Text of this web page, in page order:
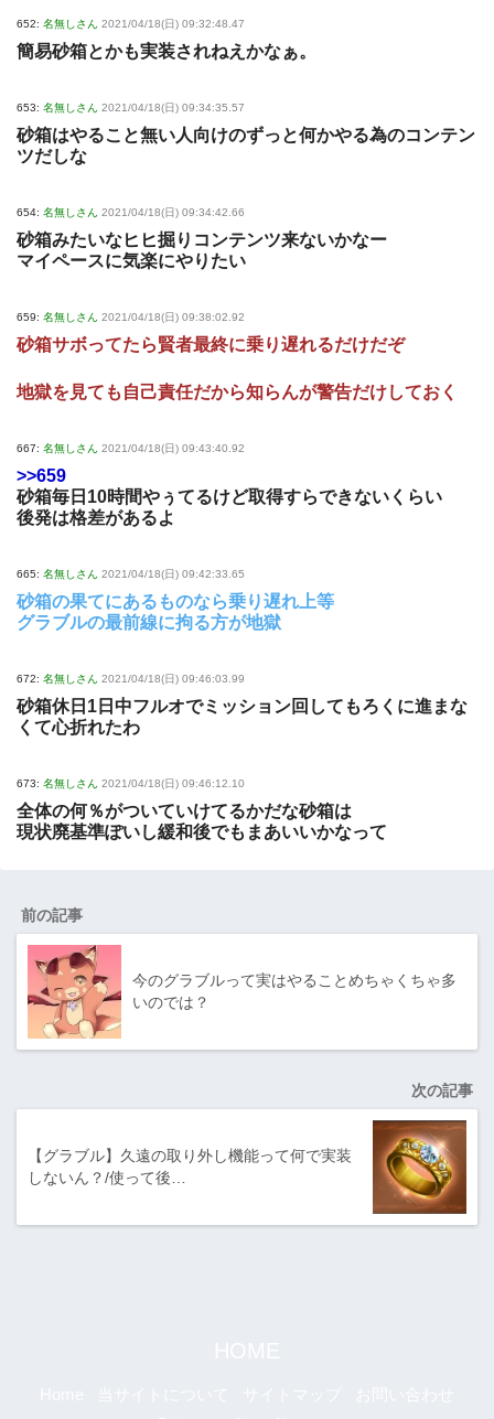
652: 名無しさん 2021/04/18(日) 09:32:48.47
簡易砂箱とかも実装されねえかなぁ。
653: 名無しさん 2021/04/18(日) 09:34:35.57
砂箱はやること無い人向けのずっと何かやる為のコンテン
ツだしな
654: 名無しさん 2021/04/18(日) 09:34:42.66
砂箱みたいなヒヒ掘りコンテンツ来ないかなー
マイペースに気楽にやりたい
659: 名無しさん 2021/04/18(日) 09:38:02.92
砂箱サボってたら賢者最終に乗り遅れるだけだぞ
地獄を見ても自己責任だから知らんが警告だけしておく
667: 名無しさん 2021/04/18(日) 09:43:40.92
>>659
砂箱毎日10時間やぅてるけど取得すらできないくらい
後発は格差があるよ
665: 名無しさん 2021/04/18(日) 09:42:33.65
砂箱の果てにあるものなら乗り遅れ上等
グラブルの最前線に拘る方が地獄
672: 名無しさん 2021/04/18(日) 09:46:03.99
砂箱休日1日中フルオでミッション回してもろくに進まな
くて心折れたわ
673: 名無しさん 2021/04/18(日) 09:46:12.10
全体の何％がついていけてるかだな砂箱は
現状廃基準ぽいし緩和後でもまあいいかなって
前の記事
今のグラブルって実はやることめちゃくちゃ多
いのでは？
次の記事
【グラブル】久遠の取り外し機能って何で実装
しないん？/使って後…